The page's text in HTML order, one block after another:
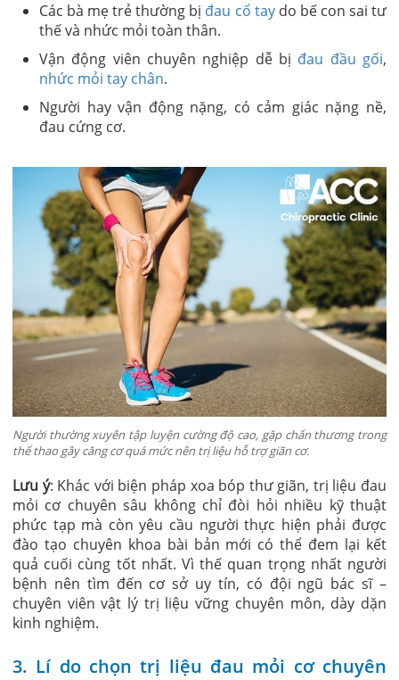
Các bà mẹ trẻ thường bị đau cổ taydo bế con sai tư
thế và nhức mỏi toàn thân.
Vận động viên chuyên nghiệp dễ bị đau đầu gối,
nhức mỏi tay chân.
Người hay vận động nặng, có cảm giác nặng nề,
đau cứng cơ.
Người thường xuyên tập luyện cường độ cao, gặp chấn thương trong
thể thao gây căng cơ quá mức nên trị liệu hỗ trợ giãn cơ.
Lưu ý: Khác với biện pháp xoa bóp thư giãn, trị liệu đau
mỏi cơ chuyên sâu không chỉ đòi hỏi nhiều kỹ thuật
phức tạp mà còn yêu cầu người thực hiện phải được
đào tạo chuyên khoa bài bản mới có thể đem lại kết
quả cuối cùng tốt nhất. Vì thế quan trọng nhất người
bệnh nên tìm đến cơ sở uy tín, có đội ngũ bác sĩ –
chuyên viên vật lý trị liệu vững chuyên môn, dày dặn
kinh nghiệm.
3. Lí do chọn trị liệu đau mỏi cơ chuyên